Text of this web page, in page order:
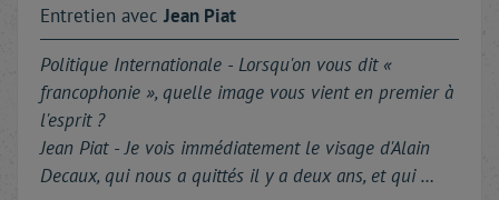
Entretien avecJean Piat
Politique Internationale - Lorsqu'on vous dit «
francophonie », quelle image vous vient en premier à
l'esprit ?
Jean Piat - Je vois immédiatement le visage d'Alain
Decaux, qui nous a quittés il y a deux ans, et qui …